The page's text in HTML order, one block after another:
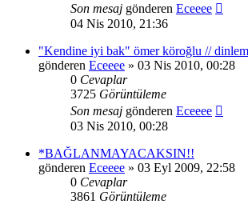
Son mesaj gönderen Eceeee
04 Nis 2010, 21:36
"Kendine iyi bak" ömer köroğlu //
gönderen Eceeee » 03 Nis 2010, 00:28
0 Cevaplar
3725 Görüntüleme
Son mesaj gönderen Eceeee
03 Nis 2010, 00:28
*BAĞLANMAYACAKSIN!!
gönderen Eceeee » 03 Eyl 2009, 22:58
0 Cevaplar
3861 Görüntüleme